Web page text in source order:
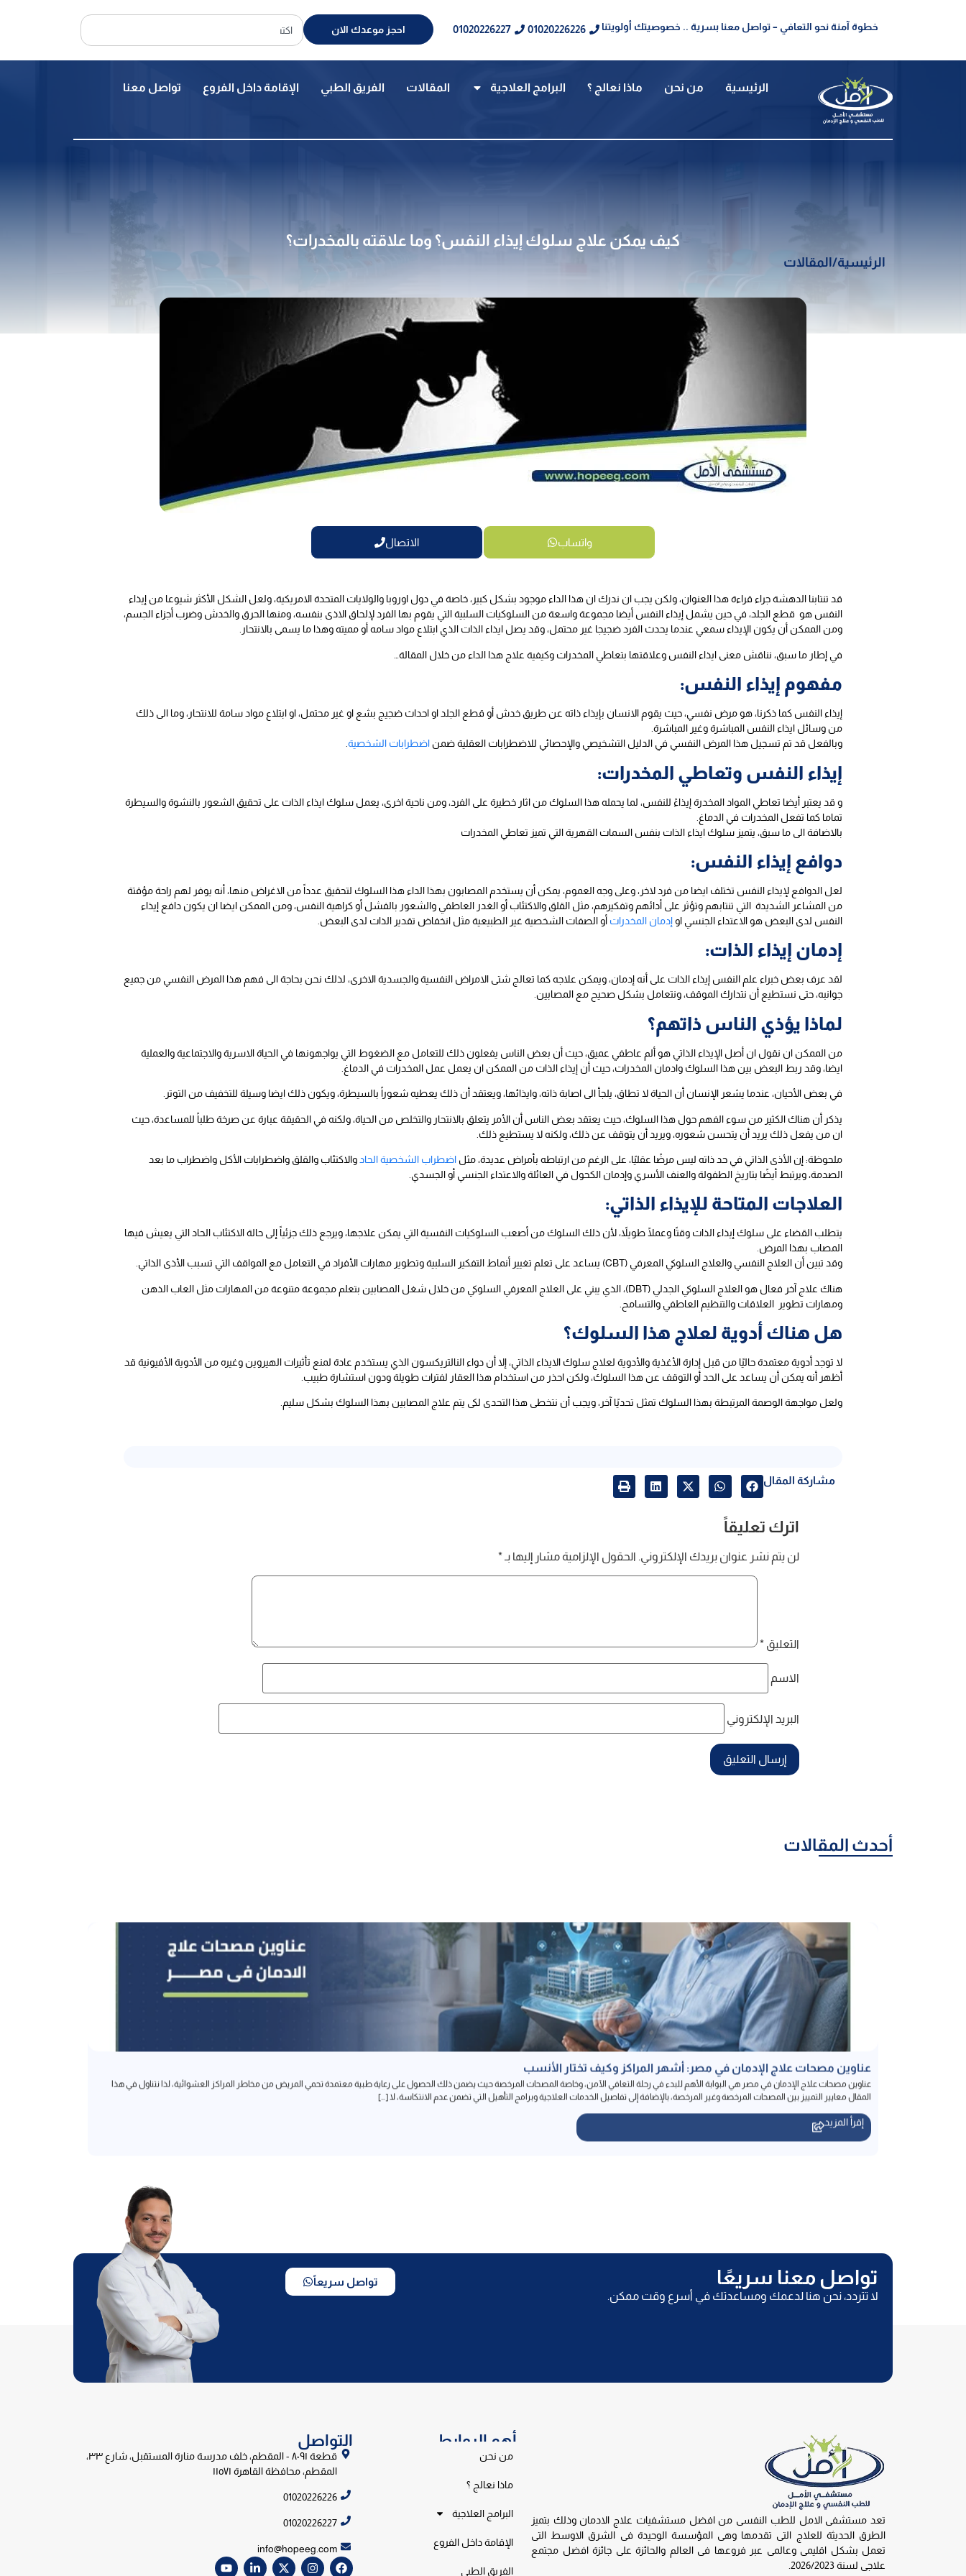
خطوة آمنة نحو التعافي – تواصل معنا بسرية .. خصوصيتك أولويتنا 01020226226
01020226227 احجز موعدك الان
الرئيسية من نحن ماذا نعالج ؟ البرامج العلاجية المقالات الفريق الطبي الإقامة داخل الفروع تواصل معنا
كيف يمكن علاج سلوك إيذاء النفس؟ وما علاقته بالمخدرات؟
الرئيسية/المقالات
واتساب الاتصال
قد تنتابنا الدهشة جراء قراءة هذا العنوان، ولكن يجب ان ندرك ان هذا الداء موجود بشكل كبير، خاصة في دول اوروبا والولايات المتحدة الامريكية، ولعل الشكل الأكثر شيوعا من إيذاء
النفس هو قطع الجلد، في حين يشمل إيذاء النفس أيضا مجموعة واسعة من السلوكيات السلبية التي يقوم بها الفرد لإلحاق الاذى بنفسه، ومنها الحرق والخدش وضرب أجزاء الجسم،
ومن الممكن أن يكون الإيذاء سمعي عندما يحدث الفرد ضجيجا غير محتمل، وقد يصل ايذاء الذات الذي ابتلاع مواد سامه أو مميته وهذا ما يسمى بالانتحار.
في إطار ما سبق، نناقش معنى ايذاء النفس وعلاقتها بتعاطي المخدرات وكيفية علاج هذا الداء من خلال المقالة…
مفهوم إيذاء النفس:
إيذاء النفس كما ذكرنا، هو مرض نفسي، حيث يقوم الانسان بإيذاء ذاته عن طريق خدش أو قطع الجلد او احداث ضجيج بشع او غير محتمل، او ابتلاع مواد سامة للانتحار، وما الى ذلك
من وسائل ايذاء النفس المباشرة وغير المباشرة.
وبالفعل قد تم تسجيل هذا المرض النفسي في الدليل التشخيصي والإحصائي للاضطرابات العقلية ضمناضطرابات الشخصية
إيذاء النفس وتعاطي المخدرات:
و قد يعتبر أيضا تعاطي المواد المخدرة إيذاءً للنفس، لما يحمله هذا السلوك من اثار خطيرة على الفرد، ومن ناحية اخرى، يعمل سلوك ايذاء الذات على تحقيق الشعور بالنشوة والسيطرة
تماما كما تفعل المخدرات في الدماغ.
بالاضافة الى ما سبق، يتميز سلوك ايذاء الذات بنفس السمات القهرية التي تميز تعاطي المخدرات
دوافع إيذاء النفس:
لعل الدوافع لإيذاء النفس تختلف ايضا من فرد لاخر، وعلى وجه العموم، يمكن أن يستخدم المصابون بهذا الداء هذا السلوك لتحقيق عدداً من الاغراض منها، أنه يوفر لهم راحة مؤقتة
من المشاعر الشديدة التي تنتابهم وتؤثر على أدائهم وتفكيرهم، مثل القلق والاكتئاب أو الغدر العاطفي والشعور بالفشل أو كراهية النفس، ومن الممكن ايضا ان يكون دافع إيذاء
النفس لدى البعض هو الاعتداء الجنسي اوإدمان المخدرات أو الصفات الشخصية غير الطبيعية مثل انخفاض تقدير الذات لدى البعض.
إدمان إيذاء الذات:
لقد عرف بعض خبراء علم النفس إيذاء الذات على أنه إدمان، ويمكن علاجه كما تعالج شتى الامراض النفسية والجسدية الاخرى، لذلك نحن بحاجة الى فهم هذا المرض النفسي من جميع
جوانبه، حتى نستطيع أن نتدارك الموقف، ونتعامل بشكل صحيح مع المصابين.
لماذا يؤذي الناس ذاتهم؟
من الممكن ان نقول ان أصل الإيذاء الذاتي هو ألم عاطفي عميق، حيث أن بعض الناس يفعلون ذلك للتعامل مع الضغوط التي يواجهونها في الحياة الاسرية والاجتماعية والعملية
ايضا، وقد ربط البعض بين هذا السلوك وادمان المخدرات، حيث أن إيذاء الذات من الممكن ان يعمل عمل المخدرات في الدماغ.
في بعض الأحيان، عندما يشعر الإنسان أن الحياة لا تطاق، يلجأ الى اصابة ذاته، وايذائها، ويعتقد أن ذلك يعطيه شعوراً بالسيطرة، ويكون ذلك ايضا وسيلة للتخفيف من التوتر.
يذكر أن هناك الكثير من سوء الفهم حول هذا السلوك، حيث يعتقد بعض الناس أن الأمر يتعلق بالانتحار والتخلص من الحياة، ولكنه في الحقيقة عبارة عن صرخة طلباً للمساعدة، حيث
ان من يفعل ذلك يريد أن يتحسن شعوره، ويريد أن يتوقف عن ذلك، ولكنه لا يستطيع ذلك.
ملحوظة: إن الأذى الذاتي في حد ذاته ليس مرضًا عقليًا، على الرغم من ارتباطه بأمراض عديدة، مثل اضطراب الشخصية الحاد والاكتئاب والقلق واضطرابات الأكل واضطراب ما بعد
الصدمة، ويرتبط أيضًا بتاريخ الطفولة والعنف الأسري وإدمان الكحول في العائلة والاعتداء الجنسي أو الجسدي.
العلاجات المتاحة للإيذاء الذاتي:
يتطلب القضاء على سلوك إيذاء الذات وقتًا وعملًا طويلاً، لأن ذلك السلوك من أصعب السلوكيات النفسية التي يمكن علاجها، ويرجع ذلك جزئياً إلى حالة الاكتئاب الحاد التي يعيش فيها
المصاب بهذا المرض.
وقد تبين أن العلاج النفسي والعلاج السلوكي المعرفي (CBT) يساعد على تعلم تغيير أنماط التفكير السلبية وتطوير مهارات الأفراد في التعامل مع المواقف التي تسبب الأذى الذاتي.
هناك علاج آخر فعال هو العلاج السلوكي الجدلي (DBT)، الذي يبني على العلاج المعرفي السلوكي من خلال شغل المصابين بتعلم مجموعة متنوعة من المهارات مثل العاب الذهن
ومهارات تطوير العلاقات والتنظيم العاطفي والتسامح.
هل هناك أدوية لعلاج هذا السلوك؟
لا توجد أدوية معتمدة حاليًا من قبل إدارة الأغذية والأدوية لعلاج سلوك الايذاء الذاتي، إلا أن دواء النالتريكسون الذي يستخدم عادة لمنع تأثيرات الهيروين وغيره من الأدوية الأفيونية قد
أظهر أنه يمكن أن يساعد على الحد أو التوقف عن هذا السلوك، ولكن احذر من استخدام هذا العقار لفترات طويلة ودون استشارة طبيب.
ولعل مواجهة الوصمة المرتبطة بهذا السلوك تمثل تحديًا آخر، ويجب أن نتخطى هذا التحدى لكى يتم علاج المصابين بهذا السلوك بشكل سليم.
مشاركة المقال
اترك تعليقاً
لن يتم نشر عنوان بريدك الإلكتروني. الحقول الإلزامية مشار إليها بـ*
التعليق *
الاسم
البريد الإلكتروني
أحدث المقالات
عناوين مصحات علاج الإدمان في مصر: أشهر المراكز وكيف تختار الأنسب
عناوين مصحات علاج الإدمان في مصر هي البوابة الأهم للبدء في رحلة التعافي الآمن، وخاصة المصحات المرخصة حيث يضمن ذلك الحصول على رعاية طبية معتمدة تحمي المريض من مخاطر المراكز العشوائية، لذا نتناول في هذا
إقرأ المزيد
تواصل معنا سريعًا
لا تتردد، نحن هنا لدعمك ومساعدتك في أسرع وقت ممكن.
تواصل سريعاً
تعد مستشفى الامل للطب النفسى من افضل مستشفيات علاج الادمان وذلك بتميز
الطرق الحديثة للعلاج التى تقدمها وهى المؤسسة الوحيدة فى الشرق الاوسط التى
تعمل بشكل اقليمى وعالمى عبر فروعها فى العالم والحائزة على جائزة افضل مجتمع
علاجى لسنة 2026/2023.
أهم الروابط
من نحن
ماذا نعالج ؟
البرامج العلاجية
الإقامة داخل الفروع
الفريق الطبي
التواصل
قطعة ٨٠٩١ - المقطم، خلف مدرسة منارة المستقبل، شارع ٣٣،
المقطم، محافظة القاهرة ١١٥٧١
01020226226
01020226227
info@hopeeg.com